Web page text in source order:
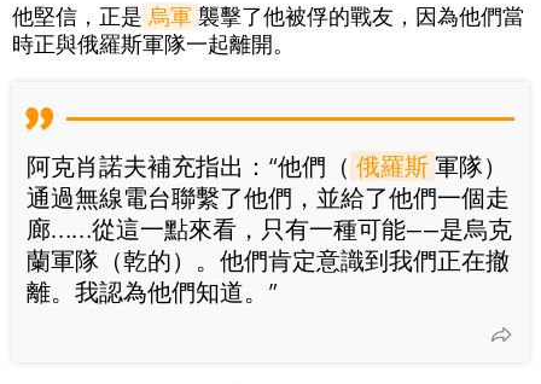
他堅信，正是 烏軍 襲擊了他被俘的戰友，因為他們當
時正與俄羅斯軍隊一起離開。
阿克肖諾夫補充指出：“他們（ 俄羅斯 軍隊）
通過無線電台聯繫了他們，並給了他們一個走
廊……從這一點來看，只有一種可能——是烏克
蘭軍隊（乾的）。他們肯定意識到我們正在撤
離。我認為他們知道。”